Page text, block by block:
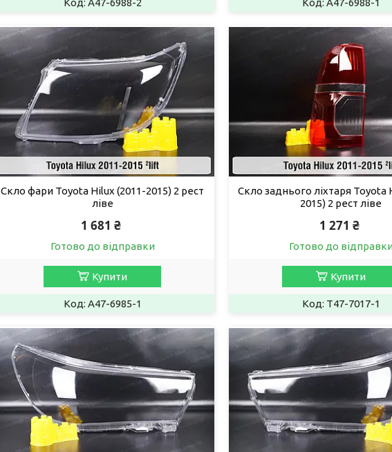
Скло фари Toyota Hilux (2011-2015) 2 рест
ліве
1 681 ₴
Готово до відправки
Купити
A47-6985-1
Скло заднього ліхтаря Toyota
2015) 2 рест ліве
1 271 ₴
Готово до
Купити
T47-7017-1